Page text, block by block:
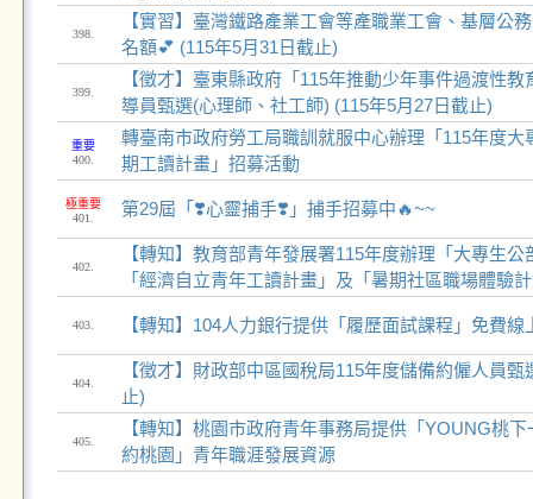
398.
【實習】臺灣鐵路產業工會等產職業工會、基層公
名額💕 (115年5月31日截止)
399.
【徵才】臺東縣政府「115年推動少年事件過渡性
導員甄選(心理師、社工師) (115年5月27日截止)
重要
400.
轉臺南市政府勞工局職訓就服中心辦理「115年度大
期工讀計畫」招募活動
極重要
401.
第29屆「❣️心靈捕手❣️」捕手招募中🔥~~
402.
【轉知】教育部青年發展署115年度辦理「大專生
「經濟自立青年工讀計畫」及「暑期社區職場體驗
403. 【轉知】104人力銀行提供「履歷面試課程」免費線
404.
【徵才】財政部中區國稅局115年度儲備約僱人員甄
止)
405.
【轉知】桃園市政府青年事務局提供「YOUNG桃
約桃園」青年職涯發展資源